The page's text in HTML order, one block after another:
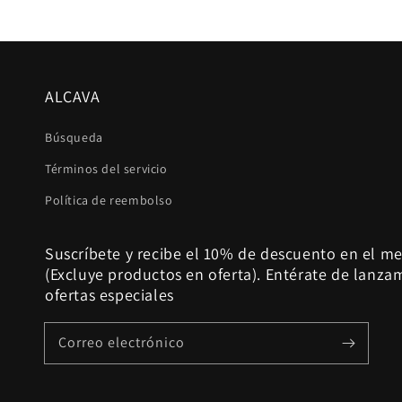
ALCAVA
Búsqueda
Términos del servicio
Política de reembolso
Suscríbete y recibe el 10% de descuento en el
(Excluye productos en oferta). Entérate de
ofertas especiales
Correo electrónico